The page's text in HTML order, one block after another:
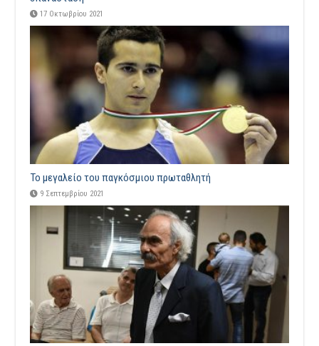
17 Οκτωβρίου 2021
Το μεγαλείο του παγκόσμιου πρωταθλητή
9 Σεπτεμβρίου 2021